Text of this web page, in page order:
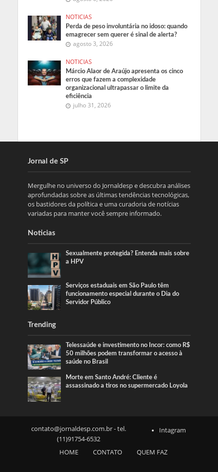
NOTICIAS
Perda de peso involuntária no idoso: quando
emagrecer sem querer é sinal de alerta?
agosto 3, 2026
NOTICIAS
Márcio Alaor de Araújo apresenta os cinco
erros que fazem a complexidade
organizacional ultrapassar o limite da
eficiência
julho 31, 2026
Jornal de SP
Mergulhe no universo do Jornaldesp e descubra análises
aprofundadas sobre as últimas tendências tecnológicas,
os bastidores da política e uma curadoria de notícias
variadas para manter você sempre informado.
Noticias
Sexualmente protegida? Entenda mais sobre
a HPV
Serviços estaduais em São Paulo têm
funcionamento especial durante o Dia do
Servidor Público
Trending
Telessaúde e investimento no Incor: como R$
50 milhões podem transformar o acesso à
saúde no Brasil
Morte em Santo André: Cliente é
assassinado a tiros no supermercado Loyola
contato@jornaldesp.com.br- tel.
(11)91754-6532
Intagram
HOME CONTATO QUEM FAZ